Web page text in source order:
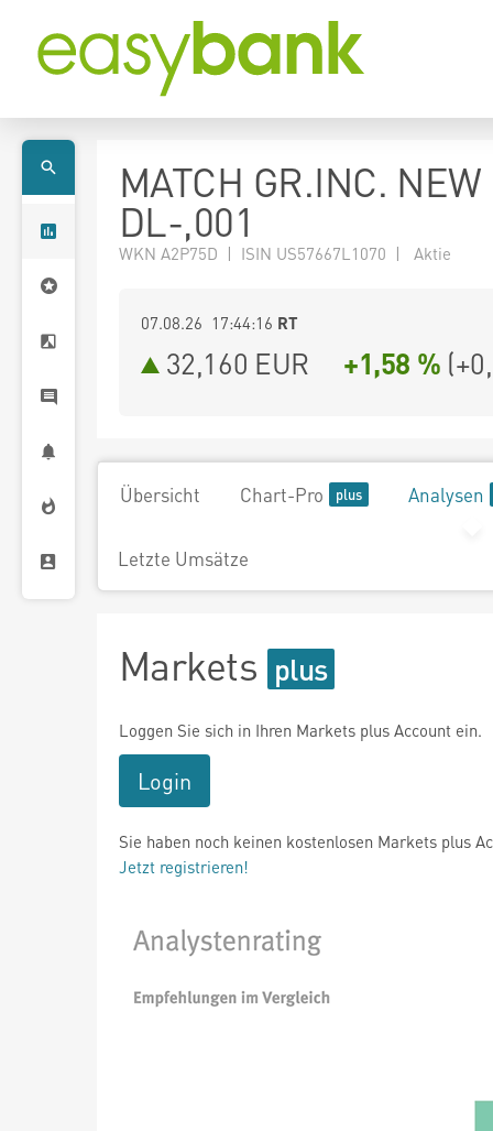
MATCH GR.INC. NEW
DL-,001
WKN A2P75D | ISIN US57667L1070 | Aktie
07.08.26 17:44:16 RT
32,160 EUR +1,58 % (
Übersicht Chart-Pro Analysen
Letzte Umsätze
Markets
Loggen Sie sich in Ihren Markets plus Account ein.
Login
Sie haben noch keinen kostenlosen Markets plus
Jetzt registrieren!